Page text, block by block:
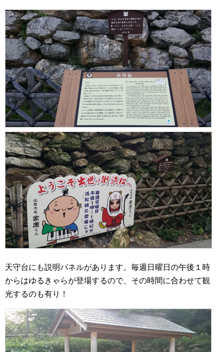
天守台にも説明パネルがあります。毎週日曜日の午後１時
からはゆるきゃらが登場するので、その時間に合わせて観
光するのも有り！